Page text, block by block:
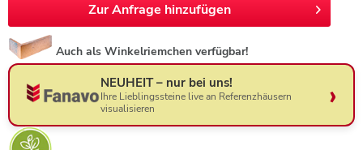
ZurAnfrage hinzufügen
Auch als Winkelriemchen verfügbar!
NEUHEIT – nur bei uns!
Ihre Lieblingssteine live an Referenzhäusern
visualisieren